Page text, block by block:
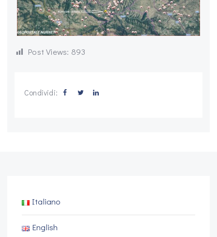
Post Views: 893
Condividi:
Italiano
English